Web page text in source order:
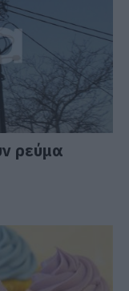
ρεύμα